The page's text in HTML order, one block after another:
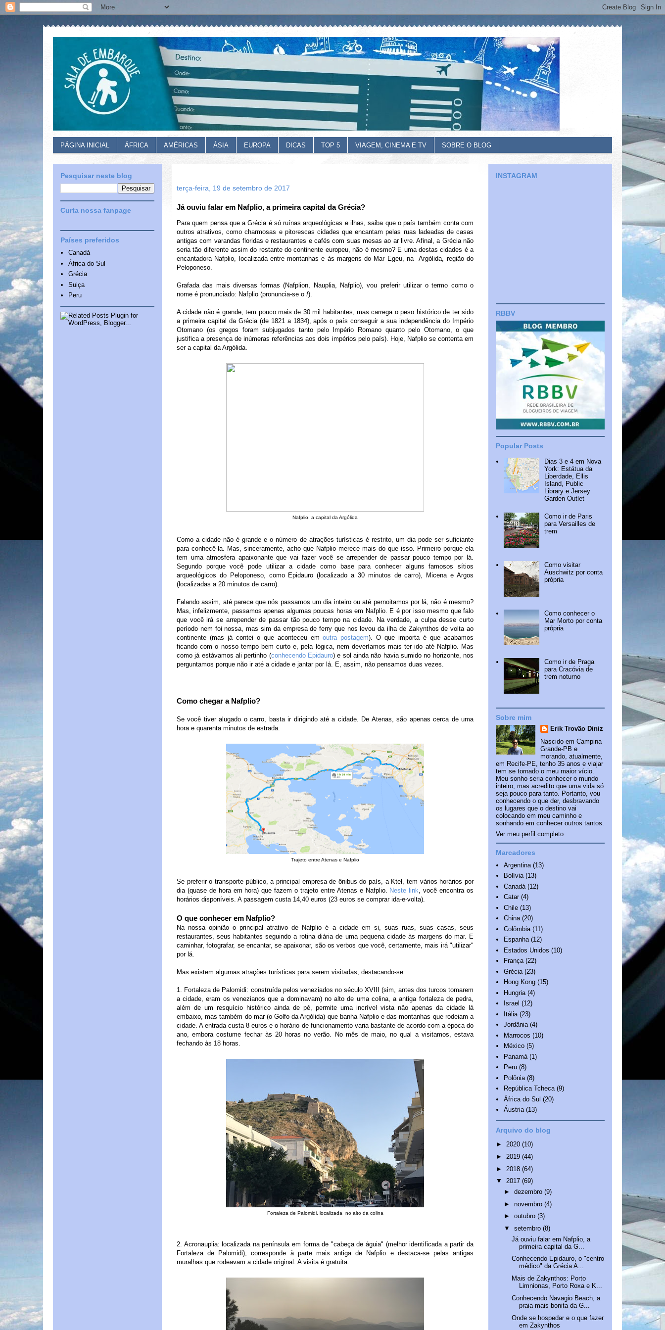
PÁGINA INICIAL ÁFRICA AMÉRICAS ÁSIA EUROPA DICAS TOP 5 VIAGEM, CINEMA E TV SOBRE O BLOG
terça-feira, 19 de setembro de 2017
Já ouviu falar em Nafplio, a primeira capital da Grécia?
Para quem pensa que a Grécia é só ruínas arqueológicas e ilhas, saiba que o país também conta com
outros atrativos, como charmosas e pitorescas cidades que encantam pelas ruas ladeadas de casas
antigas com varandas floridas e restaurantes e cafés com suas mesas ao ar livre. Afinal, a Grécia não
seria tão diferente assim do restante do continente europeu, não é mesmo? E uma destas cidades é a
encantadora Nafplio, localizada entre montanhas e às margens do Mar Egeu, na Argólida, região do
Peloponeso.
Grafada das mais diversas formas (Nafplion, Nauplia, Nafplio), vou preferir utilizar o termo como o
nome é pronunciado: Nafplio (pronuncia-se o f).
A cidade não é grande, tem pouco mais de 30 mil habitantes, mas carrega o peso histórico de ter sido
a primeira capital da Grécia (de 1821 a 1834), após o país conseguir a sua independência do Império
Otomano (os gregos foram subjugados tanto pelo Império Romano quanto pelo Otomano, o que
justifica a presença de inúmeras referências aos dois impérios pelo país). Hoje, Nafplio se contenta em
ser a capital da Argólida.
Nafplio, a capital da Argólida
Como a cidade não é grande e o número de atrações turísticas é restrito, um dia pode ser suficiante
para conhecê-la. Mas, sinceramente, acho que Nafplio merece mais do que isso. Primeiro porque ela
tem uma atmosfera apaixonante que vai fazer você se arrepender de passar pouco tempo por lá.
Segundo porque você pode utilizar a cidade como base para conhecer alguns famosos sítios
arqueológicos do Peloponeso, como Epidauro (localizado a 30 minutos de carro), Micena e Argos
(localizadas a 20 minutos de carro).
Falando assim, até parece que nós passamos um dia inteiro ou até pernoitamos por lá, não é mesmo?
Mas, infelizmente, passamos apenas algumas poucas horas em Nafplio. E é por isso mesmo que falo
que você irá se arrepender de passar tão pouco tempo na cidade. Na verdade, a culpa desse curto
período nem foi nossa, mas sim da empresa de ferry que nos levou da ilha de Zakynthos de volta ao
continente (mas já contei o que aconteceu emoutra postagem). O que importa é que acabamos
ficando com o nosso tempo bem curto e, pela lógica, nem deveríamos mais ter ido até Nafplio. Mas
como já estávamos ali pertinho (conhecendo Epidauro) e sol ainda não havia sumido no horizonte, nos
perguntamos porque não ir até a cidade e jantar por lá. E, assim, não pensamos duas vezes.
Como chegar a Nafplio?
Se você tiver alugado o carro, basta ir dirigindo até a cidade. De Atenas, são apenas cerca de uma
hora e quarenta minutos de estrada.
Trajeto entre Atenas e Nafplio
Se preferir o transporte público, a principal empresa de ônibus do país, a Ktel, tem vários horários por
dia (quase de hora em hora) que fazem o trajeto entre Atenas e Nafplio. Neste link, você encontra os
horários disponíveis. A passagem custa 14,40 euros (23 euros se comprar ida-e-volta).
O que conhecer em Nafplio?
Na nossa opinião o principal atrativo de Nafplio é a cidade em si, suas ruas, suas casas, seus
restaurantes, seus habitantes seguindo a rotina diária de uma pequena cidade às margens do mar. E
caminhar, fotografar, se encantar, se apaixonar, são os verbos que você, certamente, mais irá "utilizar"
por lá.
Mas existem algumas atrações turísticas para serem visitadas, destacando-se:
1. Fortaleza de Palomidi: construída pelos veneziados no século XVIII (sim, antes dos turcos tomarem
a cidade, eram os venezianos que a dominavam) no alto de uma colina, a antiga fortaleza de pedra,
além de um resquício histórico ainda de pé, permite uma incrível vista não apenas da cidade lá
embaixo, mas também do mar (o Golfo da Argólida) que banha Nafplio e das montanhas que rodeiam a
cidade. A entrada custa 8 euros e o horário de funcionamento varia bastante de acordo com a época do
ano, embora costume fechar às 20 horas no verão. No mês de maio, no qual a visitamos, estava
fechando às 18 horas.
Fortaleza de Palomidi, localizada no alto da colina
2. Acronauplia: localizada na península em forma de "cabeça de águia" (melhor identificada a partir da
Fortaleza de Palomidi), corresponde à parte mais antiga de Nafplio e destaca-se pelas antigas
muralhas que rodeavam a cidade original. A visita é gratuita.
Pesquisar neste blog
Curta nossa fanpage
Países preferidos
Canadá
África do Sul
Grécia
Suiça
Peru
INSTAGRAM
RBBV
Popular Posts
Dias 3 e 4 em Nova
York: Estátua da
Liberdade, Ellis
Island, Public
Library e Jersey
Garden Outlet
Como ir de Paris
para Versailles de
trem
Como visitar
Auschwitz por conta
própria
Como conhecer o
Mar Morto por conta
própria
Como ir de Praga
para Cracóvia de
trem noturno
Sobre mim
Erik Trovão Diniz
Nascido em Campina
Grande-PB e
morando, atualmente,
em Recife-PE, tenho 35 anos e viajar
tem se tornado o meu maior vício.
Meu sonho seria conhecer o mundo
inteiro, mas acredito que uma vida só
seja pouco para tanto. Portanto, vou
conhecendo o que der, desbravando
os lugares que o destino vai
colocando em meu caminho e
sonhando em conhecer outros tantos.
Ver meu perfil completo
Marcadores
Argentina (13)
Bolívia (13)
Canadá (12)
Catar (4)
Chile (13)
China (20)
Colômbia (11)
Espanha (12)
Estados Unidos (10)
França (22)
Grécia (23)
Hong Kong (15)
Hungria (4)
Israel (12)
Itália (23)
Jordânia (4)
Marrocos (10)
México (5)
Panamá (1)
Peru (8)
Polônia (8)
República Tcheca (9)
África do Sul (20)
Áustria (13)
Arquivo do blog
► 2020 (10)
► 2019 (44)
► 2018 (64)
▼ 2017 (69)
► dezembro (9)
► novembro (4)
► outubro (3)
▼ setembro (8)
Já ouviu falar em Nafplio, a
primeira capital da G...
Conhecendo Epidauro, o "centro
médico" da Grécia A...
Mais de Zakynthos: Porto
Limnionas, Porto Roxa e K...
Conhecendo Navagio Beach, a
praia mais bonita da G...
Onde se hospedar e o que fazer
em Zakynthos